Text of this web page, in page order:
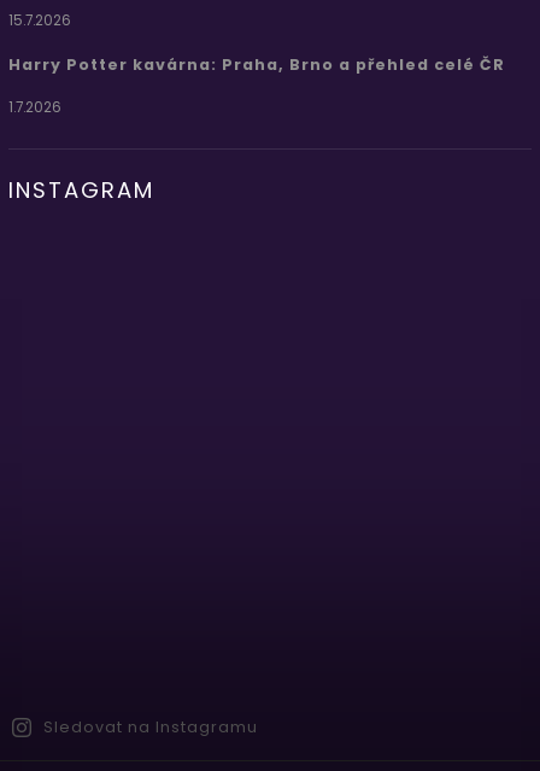
15.7.2026
Harry Potter kavárna: Praha, Brno a přehled celé ČR
1.7.2026
INSTAGRAM
Sledovat na Instagramu